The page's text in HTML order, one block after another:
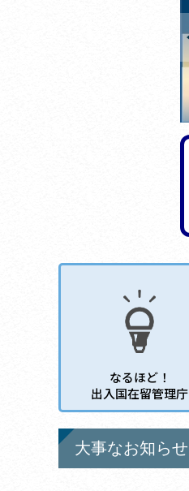
なるほど！
出入国在留管理庁
大事なお知らせ